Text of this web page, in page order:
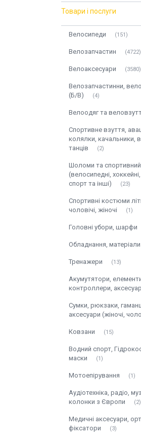
Товари і послуги
Велосипеди 151
Велозапчастин 4722
Велоаксесуари 3580
Велозапчастинни,
(Б/В)
4
Велоодяг та
Спортивне взуття,
колялки, качальники,
танців
2
Шоломи та спортивний
(велосипедні,
спорт та інші)
23
Спортивні костюми
чоловічі, жіночі
1
Головні убори, шарфи
Обладнання, матеріали
Тренажери 13
Акумутятори,
контроллери,
Сумки, рюкзаки,
аксесуари (жіночі,
Ковзани 15
Водний спорт,
маски
1
Мотоепірування 1
Аудіотехніка, радіо,
колонки з Європи
2
Медичні аксесуари,
фіксатори
3